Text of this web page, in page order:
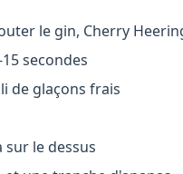
le gin, Cherry
secondes
de glaçons frais
le dessus